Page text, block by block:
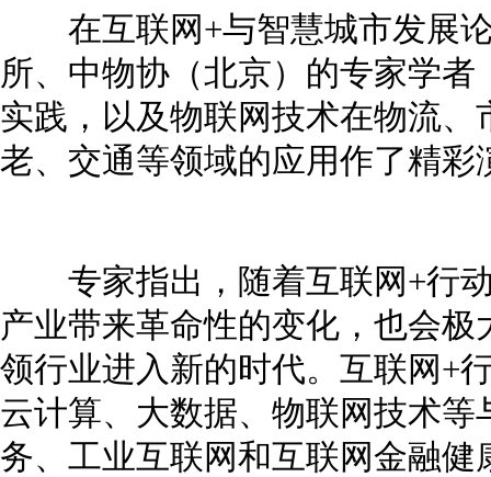
在互联网+与智慧城市发展论
所、中物协（北京）的专家学
实践，以及物联网技术在物流
老、交通等领域的应用作了精彩
专家指出，随着互联网+行动
产业带来革命性的变化，也会
领行业进入新的时代。互联网+
云计算、大数据、物联网技术
务、工业互联网和互联网金融